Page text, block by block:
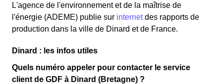
L'agence de l'environnement et de la maîtrise de
l'énergie (ADEME) publie sur internetdes rapports de
production dans la ville de Dinard et de France.
Dinard : les infos utiles
Quels numéro appeler pour contacter le service
client de GDF à Dinard (Bretagne) ?